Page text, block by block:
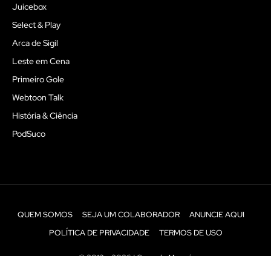
Juicebox
Select & Play
Arca de Sigil
Leste em Cena
Primeiro Gole
Webtoon Talk
História & Ciência
PodSuco
QUEM SOMOS SEJA UM COLABORADOR
ANUNCIE AQUI
POLÍTICA DE PRIVACIDADE
TERMOS DE USO